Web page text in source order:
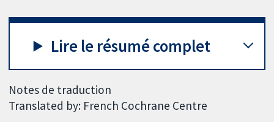
Lire le résumé complet
Notes de traduction
Translated by: French Cochrane Centre